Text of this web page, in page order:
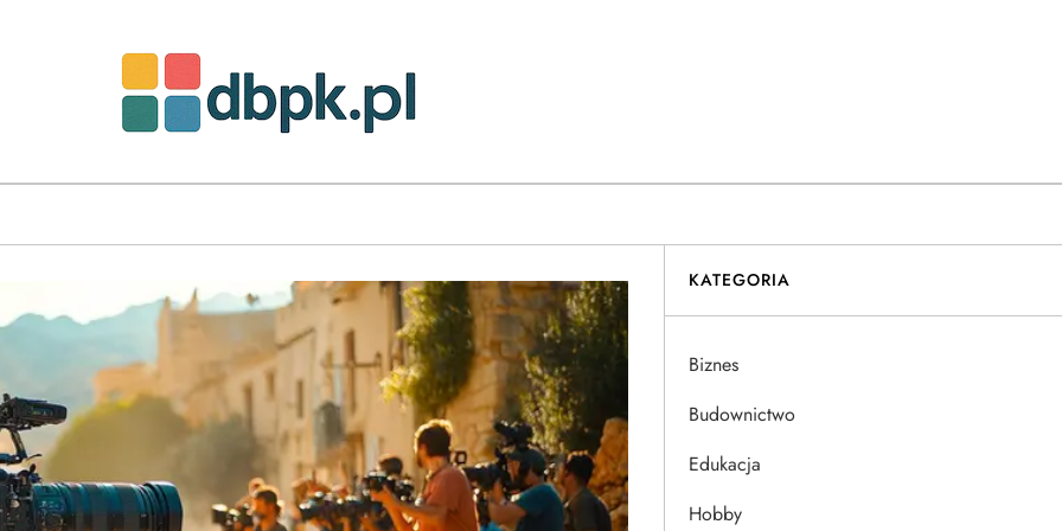
KATEGORIA
Biznes
Budownictwo
Edukacja
Hobby